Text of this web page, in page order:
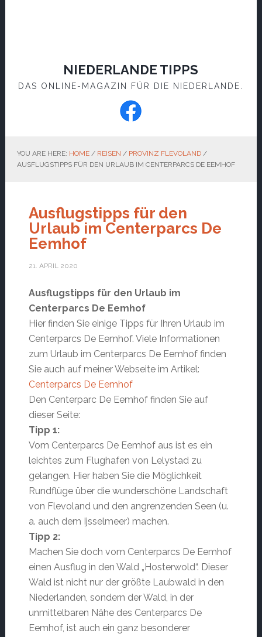
NIEDERLANDE TIPPS
DAS ONLINE-MAGAZIN FÜR DIE NIEDERLANDE.
YOU ARE HERE: HOME / REISEN / PROVINZ FLEVOLAND /
AUSFLUGSTIPPS FÜR DEN URLAUB IM CENTERPARCS DE EEMHOF
Ausflugstipps für den
Urlaub im Centerparcs De
Eemhof
21. APRIL 2020
Ausflugstipps für den Urlaub im
Centerparcs De Eemhof
Hier finden Sie einige Tipps für Ihren Urlaub im
Centerparcs De Eemhof. Viele Informationen
zum Urlaub im Centerparcs De Eemhof finden
Sie auch auf meiner Webseite im Artikel:
Centerparcs De Eemhof
Den Centerparc De Eemhof finden Sie auf
dieser Seite:
Tipp 1:
Vom Centerparcs De Eemhof aus ist es ein
leichtes zum Flughafen von Lelystad zu
gelangen. Hier haben Sie die Möglichkeit
Rundflüge über die wunderschöne Landschaft
von Flevoland und den angrenzenden Seen (u.
a. auch dem Ijsselmeer) machen.
Tipp 2:
Machen Sie doch vom Centerparcs De Eemhof
einen Ausflug in den Wald „Hosterwold“. Dieser
Wald ist nicht nur der größte Laubwald in den
Niederlanden, sondern der Wald, in der
unmittelbaren Nähe des Centerparcs De
Eemhof, ist auch ein ganz besonderer